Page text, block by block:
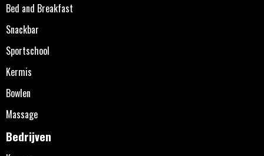
Bed and Breakfast
Snackbar
Sportschool
Kermis
Bowlen
Massage
Bedrijven